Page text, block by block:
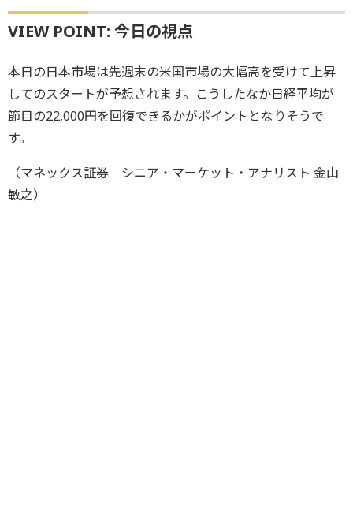
VIEW POINT: 今日の視点
本日の日本市場は先週末の米国市場の大幅高を受けて上昇
してのスタートが予想されます。こうしたなか日経平均が
節目の22,000円を回復できるかがポイントとなりそうで
す。
（マネックス証券 シニア・マーケット・アナリスト 金山
敏之）